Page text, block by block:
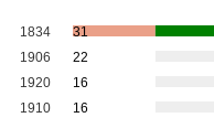
1834
31
1906
22
1920
16
1910 16